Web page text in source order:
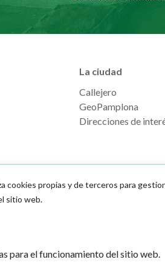
La ciudad
Callejero
GeoPamplona
Direcciones de
cookies propias y de terceros para
sitio web.
para el funcionamiento del sitio web.